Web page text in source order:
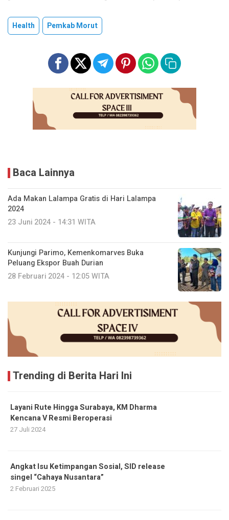
Health Pemkab Morut
Baca Lainnya
Ada Makan Lalampa Gratis di Hari Lalampa
2024
23 Juni 2024 - 14:31 WITA
Kunjungi Parimo, Kemenkomarves Buka
Peluang Ekspor Buah Durian
28 Februari 2024 - 12:05 WITA
Trending di Berita Hari Ini
Layani Rute Hingga Surabaya, KM Dharma
Kencana V Resmi Beroperasi
27 Juli 2024
Angkat Isu Ketimpangan Sosial, SID release
singel “Cahaya Nusantara”
2 Februari 2025